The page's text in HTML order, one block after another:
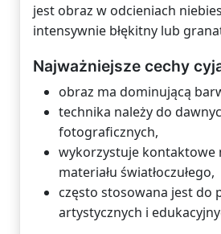
jest obraz w odcieniach
intensywnie błękitny lub
Najważniejsze cechy
obraz ma dominującą
technika należy do
fotograficznych,
wykorzystuje kontaktowe
materiału światłoczułego,
często stosowana jest do
artystycznych i